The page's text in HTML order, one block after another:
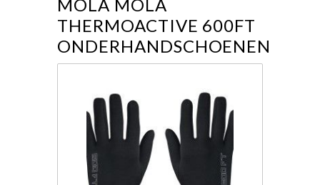
MOLA MOLA
THERMOACTIVE 600FT
ONDERHANDSCHOENEN